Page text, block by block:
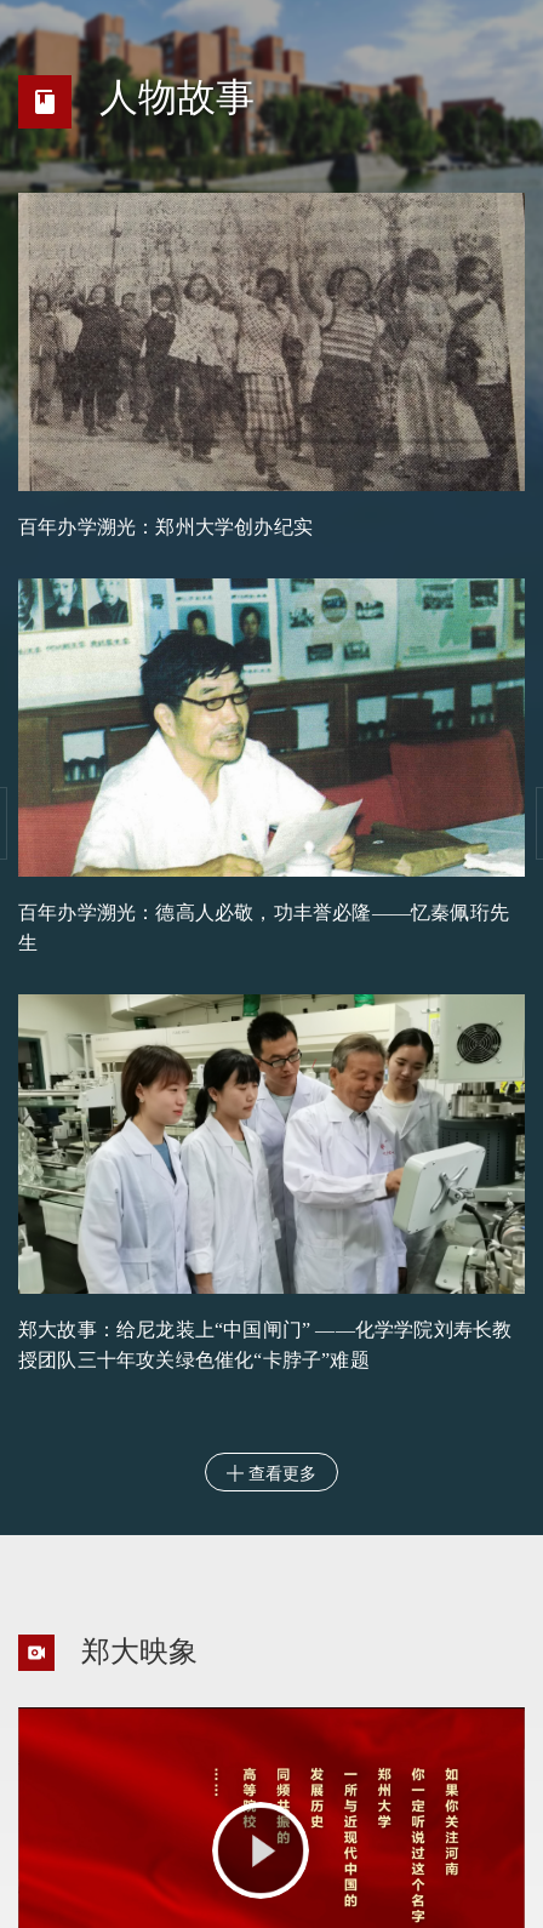
人物故事
百年办学溯光：郑州大学创办纪实
百年办学溯光：德高人必敬，功丰誉必隆——忆秦佩珩先
生
郑大故事：给尼龙装上“中国闸门” ——化学学院刘寿长教
授团队三十年攻关绿色催化“卡脖子”难题
 查看更多
郑大映象